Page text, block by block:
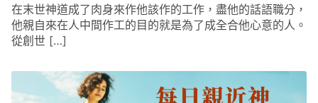
在末世神道成了肉身來作他該作的工作，盡他的話語職分，
他親自來在人中間作工的目的就是為了成全合他心意的人。
從創世 […]